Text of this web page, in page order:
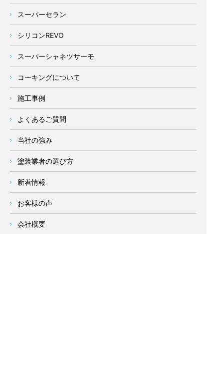
スーパーセラン
シリコンREVO
スーパーシャネツサーモ
コーキングについて
施工事例
よくあるご質問
当社の強み
塗装業者の選び方
新着情報
お客様の声
会社概要